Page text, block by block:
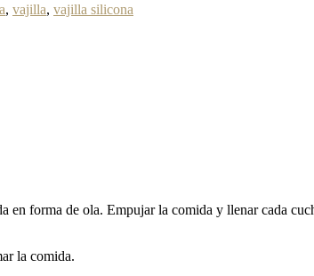
, vajilla, vajilla silicona
forma de ola. Empujar la comida y llenar cada
la comida.